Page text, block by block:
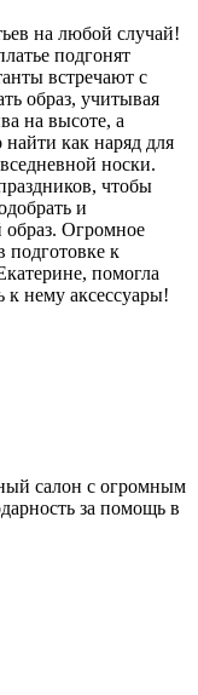
на любой случай!
подгонят
встречают с
образ, учитывая
на высоте, а
как наряд для
носки.
чтобы
и
образ. Огромное
подготовке к
помогла
к нему аксессуары!
салон с огромным
за помощь в